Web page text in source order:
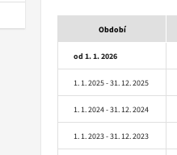
Období
od 1. 1. 2026
1. 1. 2025 - 31. 12. 2025
1. 1. 2024 - 31. 12. 2024
1. 1. 2023 - 31. 12. 2023